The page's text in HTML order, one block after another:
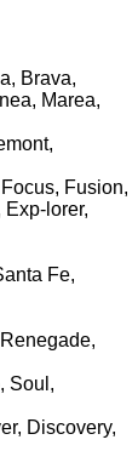
Brava,
Marea,
Fusion,
Exp-lorer,
Fe,
Soul,
Discovery,